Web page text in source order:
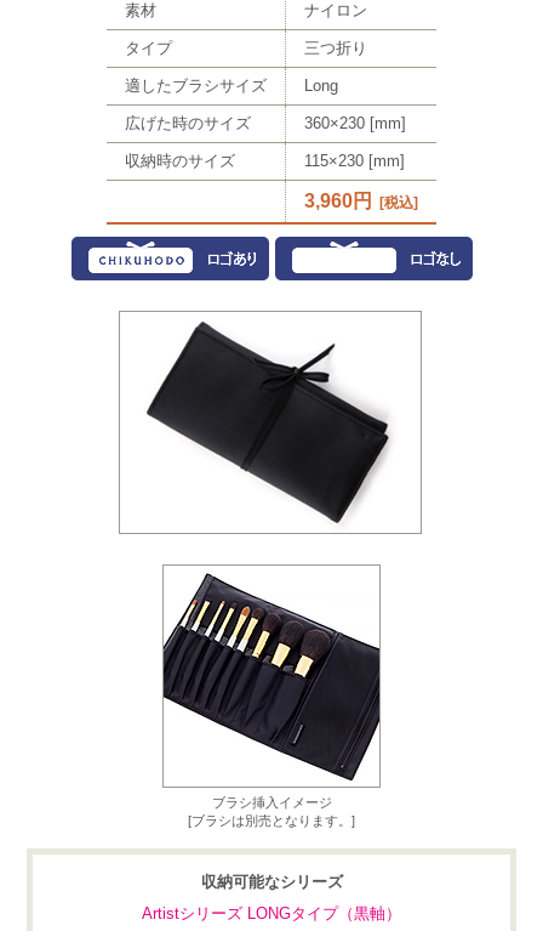
素材 ナイロン
タイプ 三つ折り
適したブラシサイズ Long
広げた時のサイズ 360×230 [mm]
収納時のサイズ 115×230 [mm]
3,960円 [税込]
ブラシ挿入イメージ
[ブラシは別売となります。]
収納可能なシリーズ
Artistシリーズ LONGタイプ（黒軸）